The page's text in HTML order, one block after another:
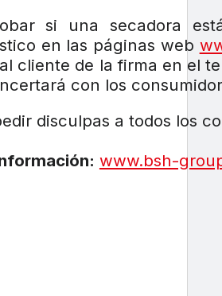
si una secadora
en las páginas web
cliente de la firma en el
con los
disculpas a todos los
www.bsh-